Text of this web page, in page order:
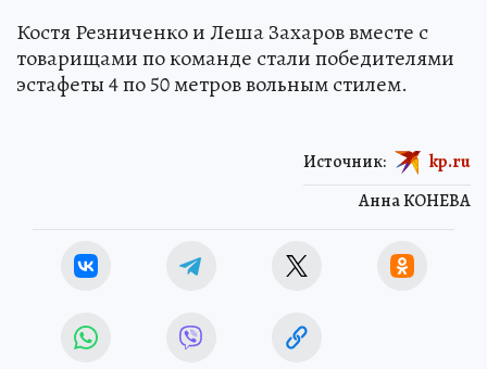
Костя Резниченко и Леша Захаров вместе с
товарищами по команде стали победителями
эстафеты 4 по 50 метров вольным стилем.
Анна КОНЕВА
Источник: kp.ru